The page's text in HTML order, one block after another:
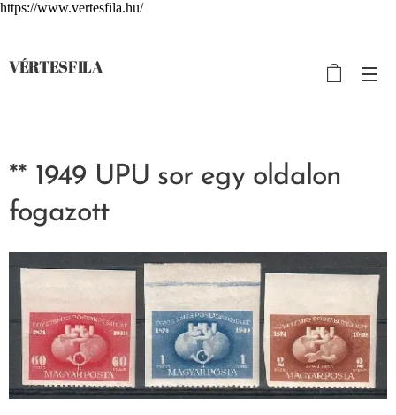
https://www.vertesfila.hu/
VÉRTESFILA
** 1949 UPU sor egy oldalon
fogazott